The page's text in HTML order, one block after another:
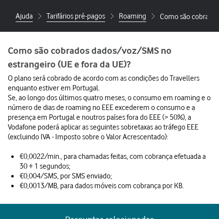
Ajuda Tarifários pré-pagos Roaming Como são
Como são cobrados dados/voz/SMS no
estrangeiro (UE e fora da UE)?
O plano será cobrado de acordo com as condições do Travellers
enquanto estiver em Portugal.
Se, ao longo dos últimos quatro meses, o consumo em roaming e o
número de dias de roaming no EEE excederem o consumo e a
presença em Portugal e noutros países fora do EEE (> 50%), a
Vodafone poderá aplicar as seguintes sobretaxas ao tráfego EEE
(excluindo IVA - Imposto sobre o Valor Acrescentado):
€0,0022/min., para chamadas feitas, com cobrança efetuada a
30 + 1 segundos;
€0,004/SMS, por SMS enviado;
€0,0013/MB, para dados móveis com cobrança por KB.